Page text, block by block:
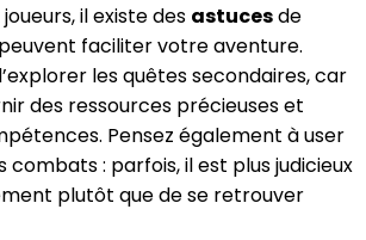
il existe des astucesde
faciliter votre aventure.
les quêtes secondaires, car
des ressources précieuses et
Pensez également à user
combats : parfois, il est plus judicieux
plutôt que de se retrouver